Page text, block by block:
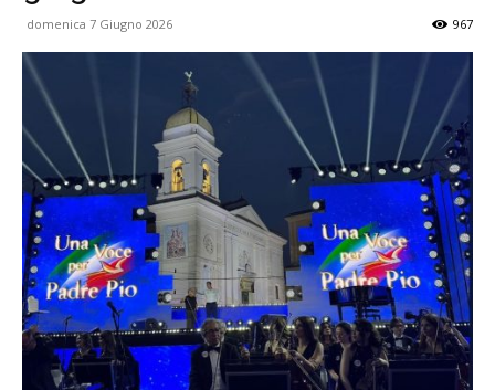
domenica 7 Giugno 2026 967